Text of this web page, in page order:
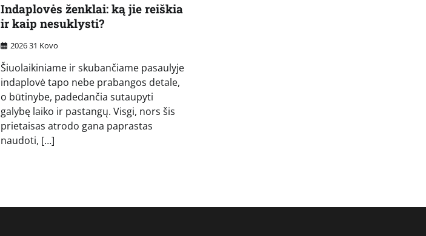
Indaplovės ženklai: ką jie reiškia
ir kaip nesuklysti?
2026 31 Kovo
Šiuolaikiniame ir skubančiame pasaulyje
indaplovė tapo nebe prabangos detale,
o būtinybe, padedančia sutaupyti
galybę laiko ir pastangų. Visgi, nors šis
prietaisas atrodo gana paprastas
naudoti, […]